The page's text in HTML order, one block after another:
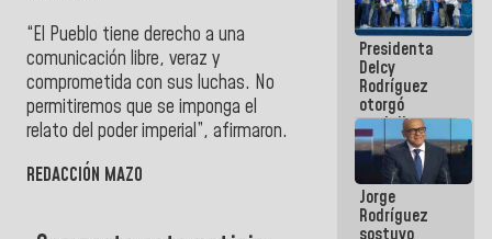
“El Pueblo tiene derecho a una
comunicación libre, veraz y
comprometida con sus luchas. No
permitiremos que se imponga el
relato del poder imperial”, afirmaron.
REDACCIÓN MAZO
Eléctrico
para
abordar
planes de
acción
Presidenta
Delcy
Rodríguez
otorgó
medalla
"Héroe de
Venezuela"
a servidores
públicos
Jorge
Rodríguez